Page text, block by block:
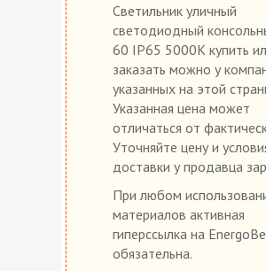
Светильник уличный
светодиодный
60 IP65 5000K купить
заказать можно у
указанных на этой
Указанная цена может
отличаться от
Уточняйте цену и
доставки у продавца
При любом
материалов активная
гиперссылка на
обязательна.